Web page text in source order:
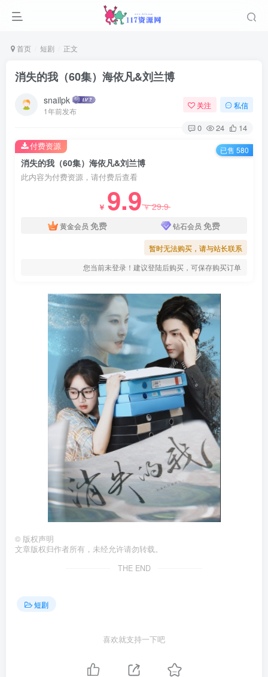
首页 短剧 正文
消失的我（60集）海依凡&刘兰博
snailpk
1年前发布
关注 私信
0 24 14
消失的我（60集）海依凡&刘兰博
此内容为付费资源，请付费后查看
￥ 9.9￥29.9
黄金会员 免费 钻石会员 免费
暂时无法购买，请与站长联系
您当前未登录！建议登陆后购买，可保存购买订单
付费资源 已售 580
© 版权声明
文章版权归作者所有，未经允许请勿转载。
THE END
短剧
喜欢就支持一下吧